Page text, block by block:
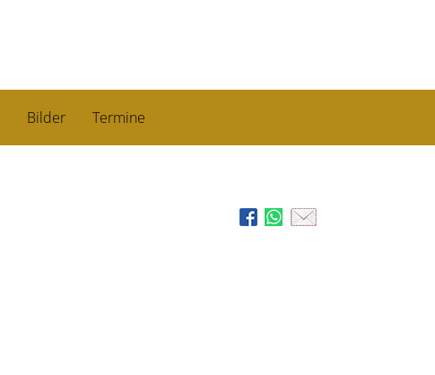
Bilder Termine